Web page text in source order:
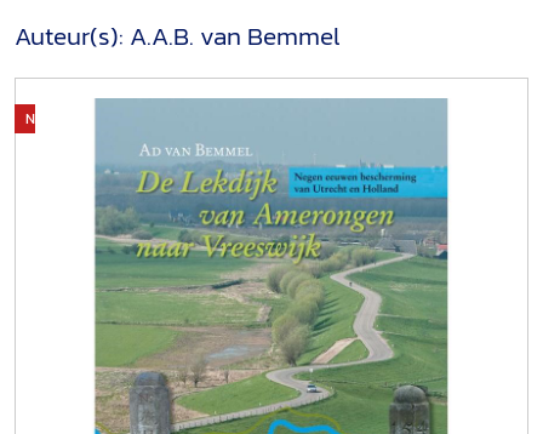
Auteur(s): A.A.B. van Bemmel
Niet op voorraad